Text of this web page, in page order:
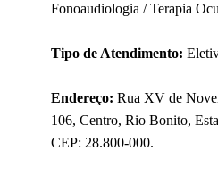
Fonoaudiologia / Terapia
Tipo de Atendimento:
Endereço: Rua XV de
106, Centro, Rio Bonito,
CEP: 28.800-000.